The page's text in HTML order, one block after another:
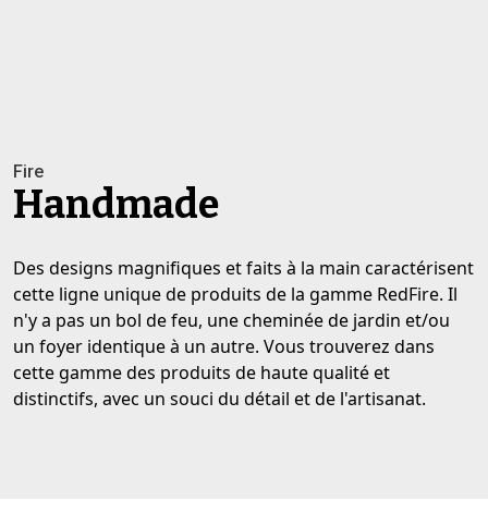
Fire
Handmade
Des designs magnifiques et faits à la main caractérisent
cette ligne unique de produits de la gamme RedFire. Il
n'y a pas un bol de feu, une cheminée de jardin et/ou
un foyer identique à un autre. Vous trouverez dans
cette gamme des produits de haute qualité et
distinctifs, avec un souci du détail et de l'artisanat.